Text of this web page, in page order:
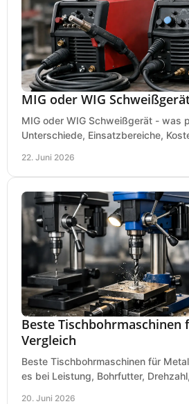
MIG oder WIG
MIG oder WIG Schweißgerät - was
Unterschiede, Einsatzbereiche,
22. Juni 2026
Beste
Vergleich
Beste Tischbohrmaschinen für
es bei Leistung, Bohrfutter,
20. Juni 2026